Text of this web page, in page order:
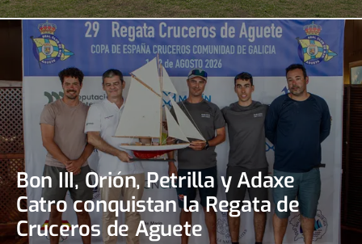
Bon III, Orión, Petrilla y Adaxe
Catro conquistan la Regata de
Cruceros de Aguete